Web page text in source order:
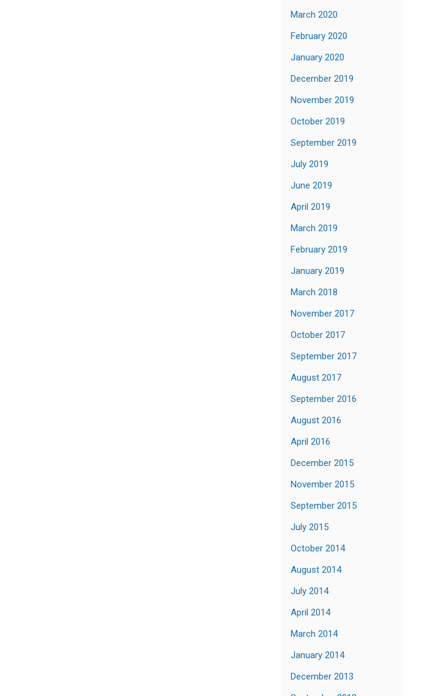
March 2020
February 2020
January 2020
December 2019
November 2019
October 2019
September 2019
July 2019
June 2019
April 2019
March 2019
February 2019
January 2019
March 2018
November 2017
October 2017
September 2017
August 2017
September 2016
August 2016
April 2016
December 2015
November 2015
September 2015
July 2015
October 2014
August 2014
July 2014
April 2014
March 2014
January 2014
December 2013